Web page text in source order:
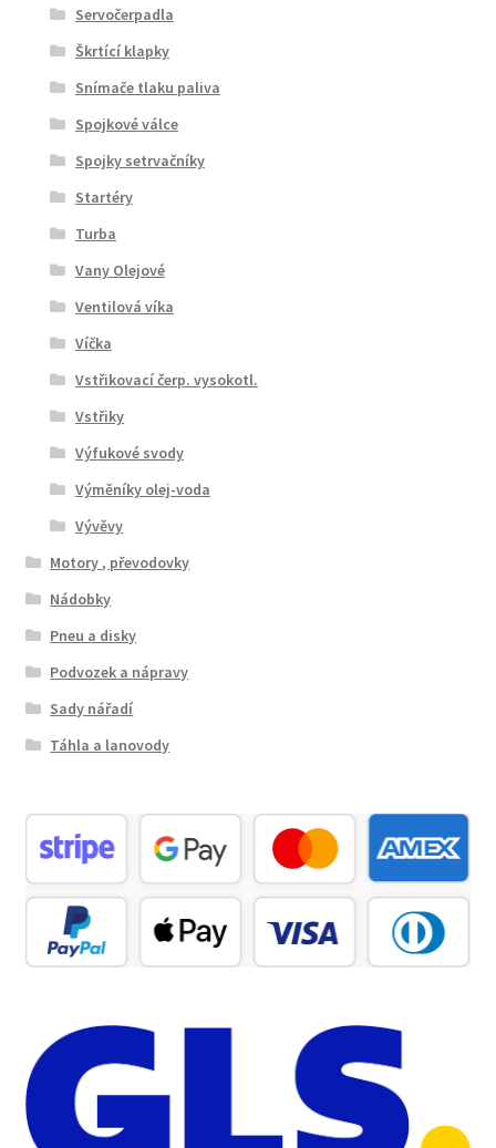
Servočerpadla
Škrtící klapky
Snímače tlaku paliva
Spojkové válce
Spojky setrvačníky
Startéry
Turba
Vany Olejové
Ventilová víka
Víčka
Vstřikovací čerp. vysokotl.
Vstřiky
Výfukové svody
Výměníky olej-voda
Vývěvy
Motory , převodovky
Nádobky
Pneu a disky
Podvozek a nápravy
Sady nářadí
Táhla a lanovody